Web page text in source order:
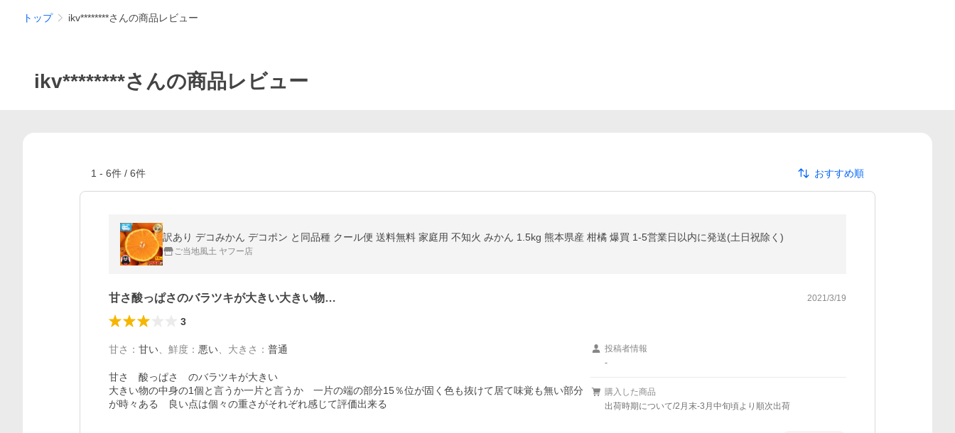
トップ ikv********さんの商品レビュー
ikv********さんの商品レビュー
1 - 6件 / 6件 おすすめ順
訳あり デコみかん デコポン と同品種 クール便 送料無料 家庭用 不知火 みかん 1.5kg 熊本県産 柑橘 爆買 1-5営業日以内に発送(土日祝除く)
ご当地風土 ヤフー店
甘さ酸っぱさのバラツキが大きい大きい物… 2021/3/19
3
甘さ ： 甘い 鮮度 ： 悪い 大きさ ： 普通
甘さ　酸っぱさ　のバラツキが大きい
大きい物の中身の1個と言うか一片と言うか　一片の端の部分15％位が固く色も抜けて居て味覚も無い部分
が時々ある　良い点は個々の重さがそれぞれ感じて評価出来る
投稿者情報
-
購入した商品
出荷時期について/2月末-3月中旬頃より順次出荷